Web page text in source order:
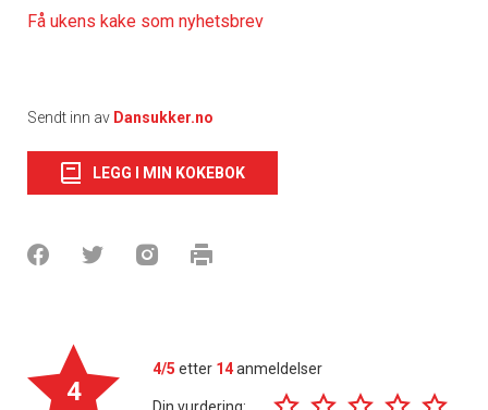
Få ukens kake som nyhetsbrev
Sendt inn av Dansukker.no
LEGG I MIN KOKEBOK
4
4/5 etter 14anmeldelser